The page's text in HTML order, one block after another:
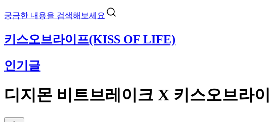
궁금한 내용을 검색해보세요
키스오브라이프(KISS OF LIFE)
인기글
디지몬 비트브레이크 X 키스오브라